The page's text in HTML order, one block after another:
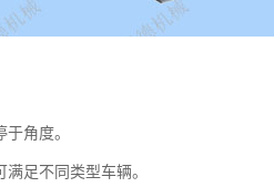
角度。
足不同类型车辆。